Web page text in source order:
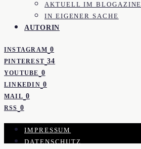
AKTUELL IM BLOGAZINE
IN EIGENER SACHE
AUTORIN
INSTAGRAM 0
PINTEREST 34
YOUTUBE 0
LINKEDIN 0
MAIL 0
RSS 0
IMPRESSUM
DATENSCHUTZ